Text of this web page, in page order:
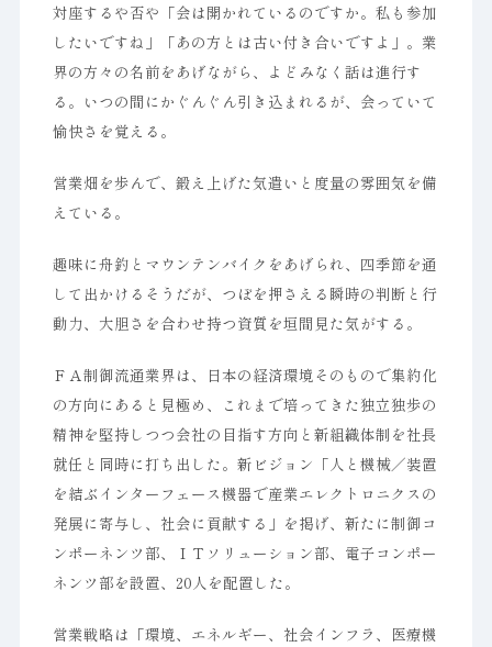
対座するや否や「会は開かれているのですか。私も参加
したいですね」「あの方とは古い付き合いですよ」。業
界の方々の名前をあげながら、よどみなく話は進行す
る。いつの間にかぐんぐん引き込まれるが、会っていて
愉快さを覚える。
営業畑を歩んで、鍛え上げた気遣いと度量の雰囲気を備
えている。
趣味に舟釣とマウンテンバイクをあげられ、四季節を通
して出かけるそうだが、つぼを押さえる瞬時の判断と行
動力、大胆さを合わせ持つ資質を垣間見た気がする。
ＦＡ制御流通業界は、日本の経済環境そのもので集約化
の方向にあると見極め、これまで培ってきた独立独歩の
精神を堅持しつつ会社の目指す方向と新組織体制を社長
就任と同時に打ち出した。新ビジョン「人と機械／装置
を結ぶインターフェース機器で産業エレクトロニクスの
発展に寄与し、社会に貢献する」を掲げ、新たに制御コ
ンポーネンツ部、ＩＴソリューション部、電子コンポー
ネンツ部を設置、20人を配置した。
営業戦略は「環境、エネルギー、社会インフラ、医療機